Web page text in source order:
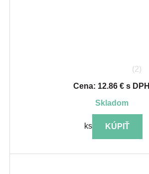
(2)
Cena: 12.86 € s DPH
skladom
ks KÚPIŤ